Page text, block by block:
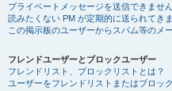
プライベートメッセージを送信できません
読みたくない PM が定期的に送られてきま
この掲示板のユーザーからスパム等のメ
フレンドユーザーとブロックユーザー
フレンドリスト、ブロックリストとは？
ユーザーをフレンドリストまたはブロッ